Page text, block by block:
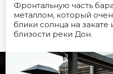
Фронтальную часть
металлом, который
блики солнца на
близости реки Дон.